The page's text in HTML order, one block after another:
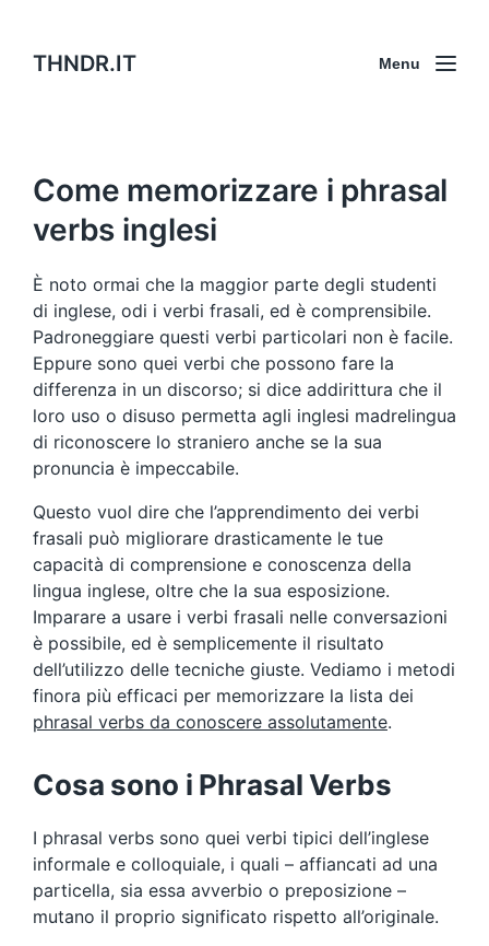
THNDR.IT Menu
Come memorizzare i phrasal
verbs inglesi
È noto ormai che la maggior parte degli studenti
di inglese, odi i verbi frasali, ed è comprensibile.
Padroneggiare questi verbi particolari non è facile.
Eppure sono quei verbi che possono fare la
differenza in un discorso; si dice addirittura che il
loro uso o disuso permetta agli inglesi madrelingua
di riconoscere lo straniero anche se la sua
pronuncia è impeccabile.
Questo vuol dire che l’apprendimento dei verbi
frasali può migliorare drasticamente le tue
capacità di comprensione e conoscenza della
lingua inglese, oltre che la sua esposizione.
Imparare a usare i verbi frasali nelle conversazioni
è possibile, ed è semplicemente il risultato
dell’utilizzo delle tecniche giuste. Vediamo i metodi
finora più efficaci per memorizzare la lista dei
phrasal verbs da conoscere assolutamente.
Cosa sono i Phrasal Verbs
I phrasal verbs sono quei verbi tipici dell’inglese
informale e colloquiale, i quali – affiancati ad una
particella, sia essa avverbio o preposizione –
mutano il proprio significato rispetto all’originale.